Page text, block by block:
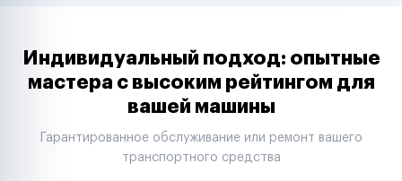
Таксопарки
Автодилеры
Строительные компании
Аренда спецтехники
Индивидуальный подход: опытные
мастера с высоким рейтингом для
вашей машины
Гарантированное обслуживание или ремонт вашего
транспортного средства